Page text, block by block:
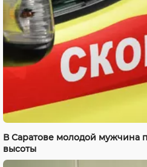
В Саратове молодой мужчина
высоты